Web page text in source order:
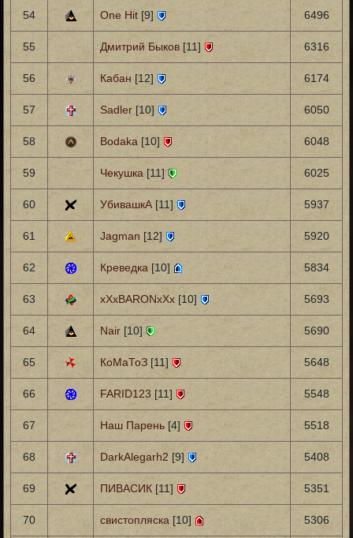
54 One Hit [9] 6496
55 Дмитрий Быков [11] 6316
56 Кабан [12] 6174
57 Sadler [10] 6050
58 Bodaka [10] 6048
59 Чекушка [11] 6025
60 УбивашкА [11] 5937
61 Jagman [12] 5920
62 Креведка [10] 5834
63 xXxBARONxXx [10] 5693
64 Nair [10] 5690
65 КоМаТоЗ [11] 5648
66 FARID123 [11] 5548
67 Наш Парень [4] 5518
68 DarkAlegarh2 [9] 5408
69 ПИВАСИК [11] 5351
70 свистопляска [10] 5306